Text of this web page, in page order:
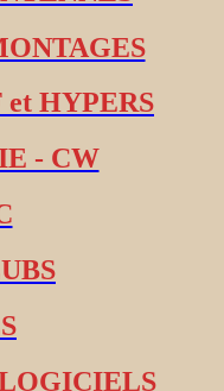
HYPERS
- CW